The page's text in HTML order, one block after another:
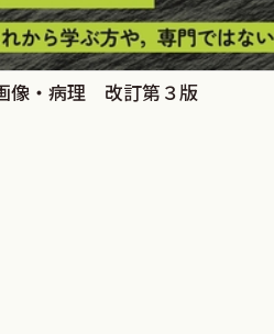
像・病理 改訂第３版